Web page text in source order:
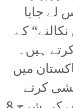
لے جایا
کے
ہیں۔
میں
خودکشی کرتے